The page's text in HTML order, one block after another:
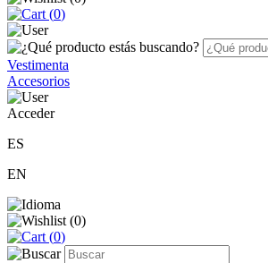
(0)
Vestimenta
Accesorios
Acceder
ES
EN
(0)
(0)